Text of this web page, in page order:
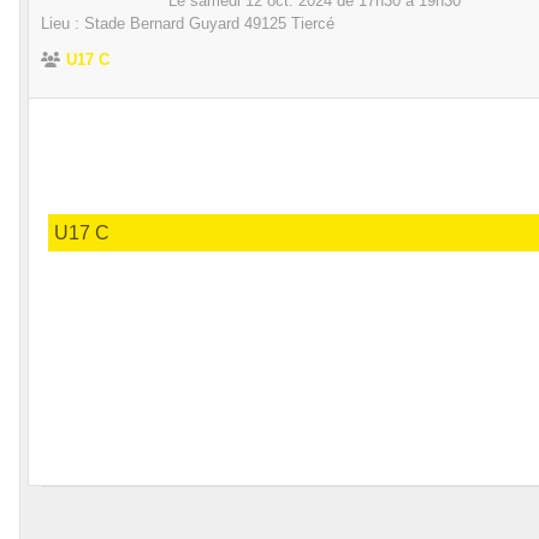
Lieu : Stade Bernard Guyard 49125 Tiercé
U17 C
U17 C